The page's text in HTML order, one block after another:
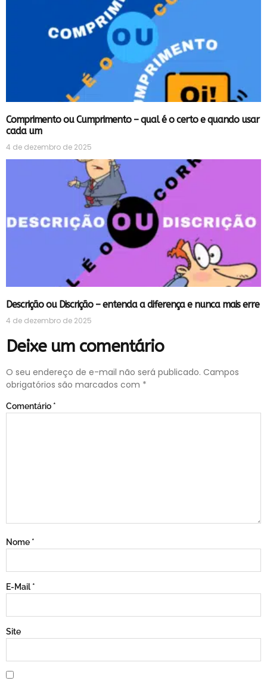
Comprimento ou Cumprimento – qual é o certo e quando usar
cada um
4 de dezembro de 2025
Descrição ou Discrição – entenda a diferença e nunca mais erre
4 de dezembro de 2025
Deixe um comentário
O seu endereço de e-mail não será publicado. Campos
obrigatórios são marcados com *
Comentário *
Nome *
E-Mail *
Site